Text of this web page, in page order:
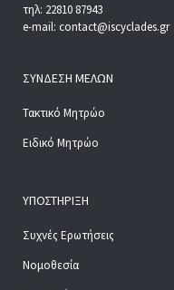
τηλ: 22810 87943
e-mail: contact@iscyclades.gr
ΣΎΝΔΕΣΗ ΜΕΛΏΝ
Τακτικό Μητρώο
Ειδικό Μητρώο
ΥΠΟΣΤΉΡΙΞΗ
Συχνές Ερωτήσεις
Νομοθεσία